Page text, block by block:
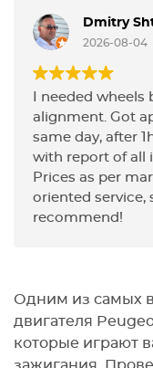
Dmitry
2026-08-04
I needed wheels
alignment. Got
same day, after
with report of all
Prices as per
oriented service,
recommend!
Одним из самых
двигателя
которые играют